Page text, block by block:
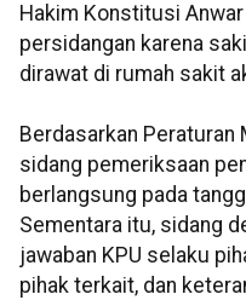
Hakim Konstitusi
persidangan karena
dirawat di rumah sakit
Berdasarkan Peraturan
sidang pemeriksaan
berlangsung pada
Sementara itu, sidang
jawaban KPU selaku
pihak terkait, dan